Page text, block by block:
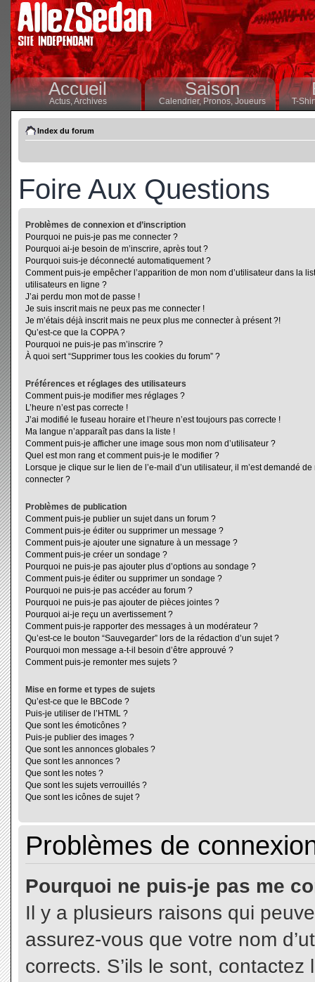
Accueil
Actus,Archives
Saison
Calendrier,Pronos, Joueurs T-
Index du forum
Foire Aux Questions
Problèmes de connexion et d’inscription
Pourquoi ne puis-je pas me connecter ?
Pourquoi ai-je besoin de m’inscrire, après tout ?
Pourquoi suis-je déconnecté automatiquement ?
Comment puis-je empêcher l’apparition de mon nom d’utilisateur dans la
utilisateurs en ligne ?
J’ai perdu mon mot de passe !
Je suis inscrit mais ne peux pas me connecter !
Je m’étais déjà inscrit mais ne peux plus me connecter à présent ?!
Qu’est-ce que la COPPA ?
Pourquoi ne puis-je pas m’inscrire ?
À quoi sert “Supprimer tous les cookies du forum” ?
Préférences et réglages des utilisateurs
Comment puis-je modifier mes réglages ?
L’heure n’est pas correcte !
J’ai modifié le fuseau horaire et l’heure n’est toujours pas correcte !
Ma langue n’apparaît pas dans la liste !
Comment puis-je afficher une image sous mon nom d’utilisateur ?
Quel est mon rang et comment puis-je le modifier ?
Lorsque je clique sur le lien de l’e-mail d’un utilisateur, il m’est demandé de
connecter ?
Problèmes de publication
Comment puis-je publier un sujet dans un forum ?
Comment puis-je éditer ou supprimer un message ?
Comment puis-je ajouter une signature à un message ?
Comment puis-je créer un sondage ?
Pourquoi ne puis-je pas ajouter plus d’options au sondage ?
Comment puis-je éditer ou supprimer un sondage ?
Pourquoi ne puis-je pas accéder au forum ?
Pourquoi ne puis-je pas ajouter de pièces jointes ?
Pourquoi ai-je reçu un avertissement ?
Comment puis-je rapporter des messages à un modérateur ?
Qu’est-ce le bouton “Sauvegarder” lors de la rédaction d’un sujet ?
Pourquoi mon message a-t-il besoin d’être approuvé ?
Comment puis-je remonter mes sujets ?
Mise en forme et types de sujets
Qu’est-ce que le BBCode ?
Puis-je utiliser de l’HTML ?
Que sont les émoticônes ?
Puis-je publier des images ?
Que sont les annonces globales ?
Que sont les annonces ?
Que sont les notes ?
Que sont les sujets verrouillés ?
Que sont les icônes de sujet ?
Problèmes de
Pourquoi ne puis-je pas me
Il y a plusieurs raisons qui
assurez-vous que votre nom
corrects. S’ils le sont,